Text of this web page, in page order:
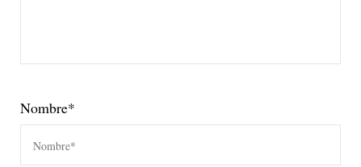
Nombre*